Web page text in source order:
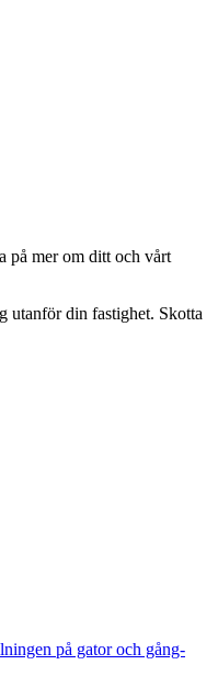
på mer om ditt och vårt
utanför din fastighet. Skotta
på gator och gång-